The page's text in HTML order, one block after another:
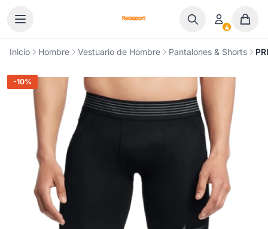
Inicio Hombre Vestuario de Hombre Pantalones & Shorts
-10%